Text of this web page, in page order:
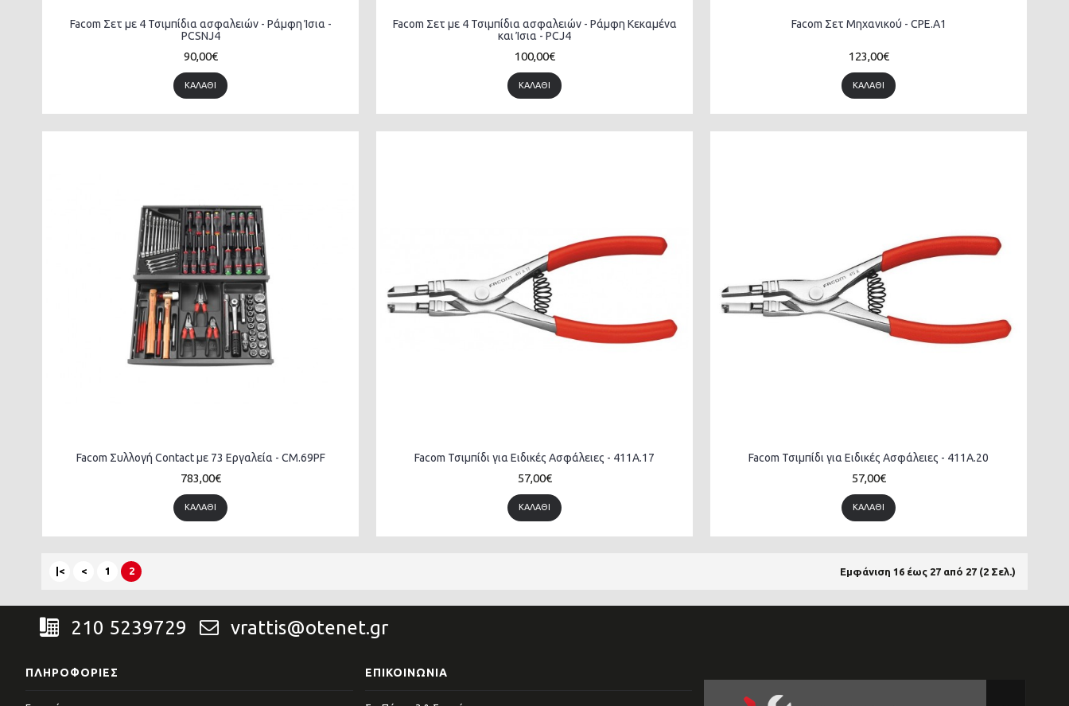
Facom Σετ με 4 Τσιμπίδια ασφαλειών - Ράμφη Ίσια -
PCSNJ4
90,00€
ΚΑΛΆΘΙ
Facom Σετ με 4 Τσιμπίδια ασφαλειών - Ράμφη Κεκαμένα
και Ίσια - PCJ4
100,00€
ΚΑΛΆΘΙ
Facom Σετ Μηχανικού - CPE.A1
123,00€
ΚΑΛΆΘΙ
Facom Συλλογή Contact με 73 Εργαλεία - CM.69PF
783,00€
ΚΑΛΆΘΙ
Facom Τσιμπίδι για Ειδικές Ασφάλειες - 411A.17
57,00€
ΚΑΛΆΘΙ
Facom Τσιμπίδι για Ειδικές Ασφάλειες - 411A.20
57,00€
ΚΑΛΆΘΙ
|< < 1 2 Εμφάνιση 16 έως 27 από 27 (2 Σελ.)
210 5239729 vrattis@otenet.gr
ΠΛΗΡΟΦΟΡΊΕΣ ΕΠΙΚΟΙΝΩΝΊΑ